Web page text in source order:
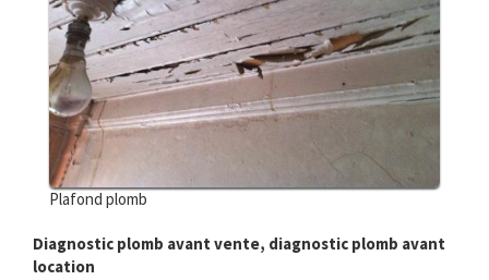
Plafond plomb
Diagnostic plomb avant vente, diagnostic plomb avant
location